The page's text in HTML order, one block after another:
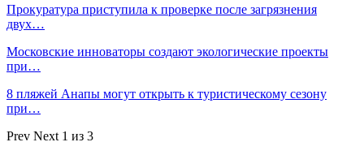
Прокуратура приступила к проверке после загрязнения
двух…
Московские инноваторы создают экологические проекты
при…
8 пляжей Анапы могут открыть к туристическому сезону
при…
Prev Next 1 из 3